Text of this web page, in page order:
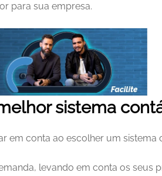
para sua empresa.
sistema
em conta ao escolher um sistema
levando em conta os seus